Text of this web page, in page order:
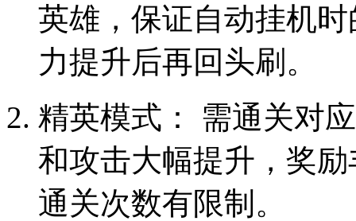
英雄，保证自动挂机
力提升后再回头刷。
精英模式： 需通关对
和攻击大幅提升，奖
通关次数有限制。